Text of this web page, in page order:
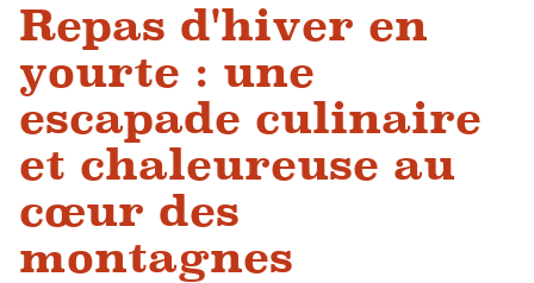
Repas d'hiver en
yourte : une
escapade culinaire
et chaleureuse au
cœur des
montagnes